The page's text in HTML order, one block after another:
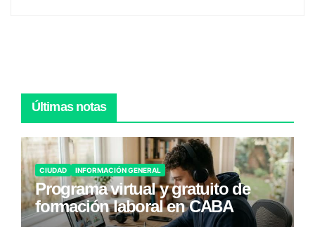
Últimas notas
CIUDAD INFORMACIÓN GENERAL
Programa virtual y gratuito de
formación laboral en CABA